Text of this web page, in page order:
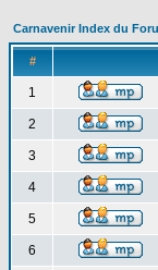
Carnavenir Index du
#
1
2
3
4
5
6